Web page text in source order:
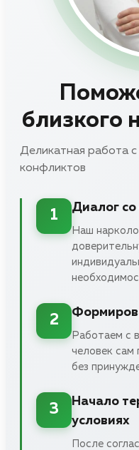
близкого
Деликатная работа
конфликтов
1
Диалог
Наш
2
Работаем с
человек сам
без
3
Начало
условиях
После